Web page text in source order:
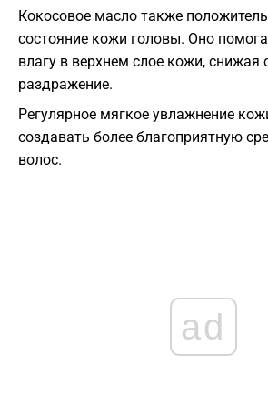
Кокосовое масло также
состояние кожи головы. Оно
влагу в верхнем слое кожи, снижая
раздражение.
Регулярное мягкое увлажнение
создавать более благоприятную
волос.
ad